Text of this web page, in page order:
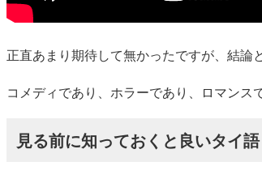
正直あまり期待して無かったですが、結論
コメディであり、ホラーであり、ロマンス
見る前に知っておくと良いタイ語